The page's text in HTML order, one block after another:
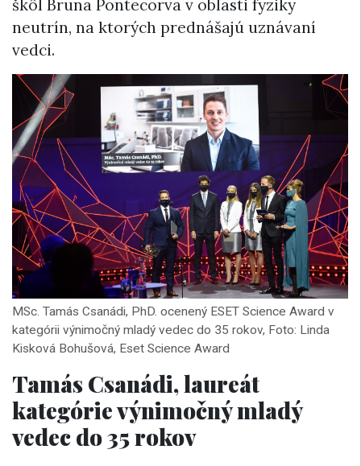
škôl Bruna Pontecorva v oblasti fyziky
neutrín, na ktorých prednášajú uznávaní
vedci.
MSc. Tamás Csanádi, PhD. ocenený ESET Science Award v
kategórii výnimočný mladý vedec do 35 rokov, Foto: Linda
Kisková Bohušová, Eset Science Award
Tamás Csanádi, laureát
kategórie výnimočný mladý
vedec do 35 rokov